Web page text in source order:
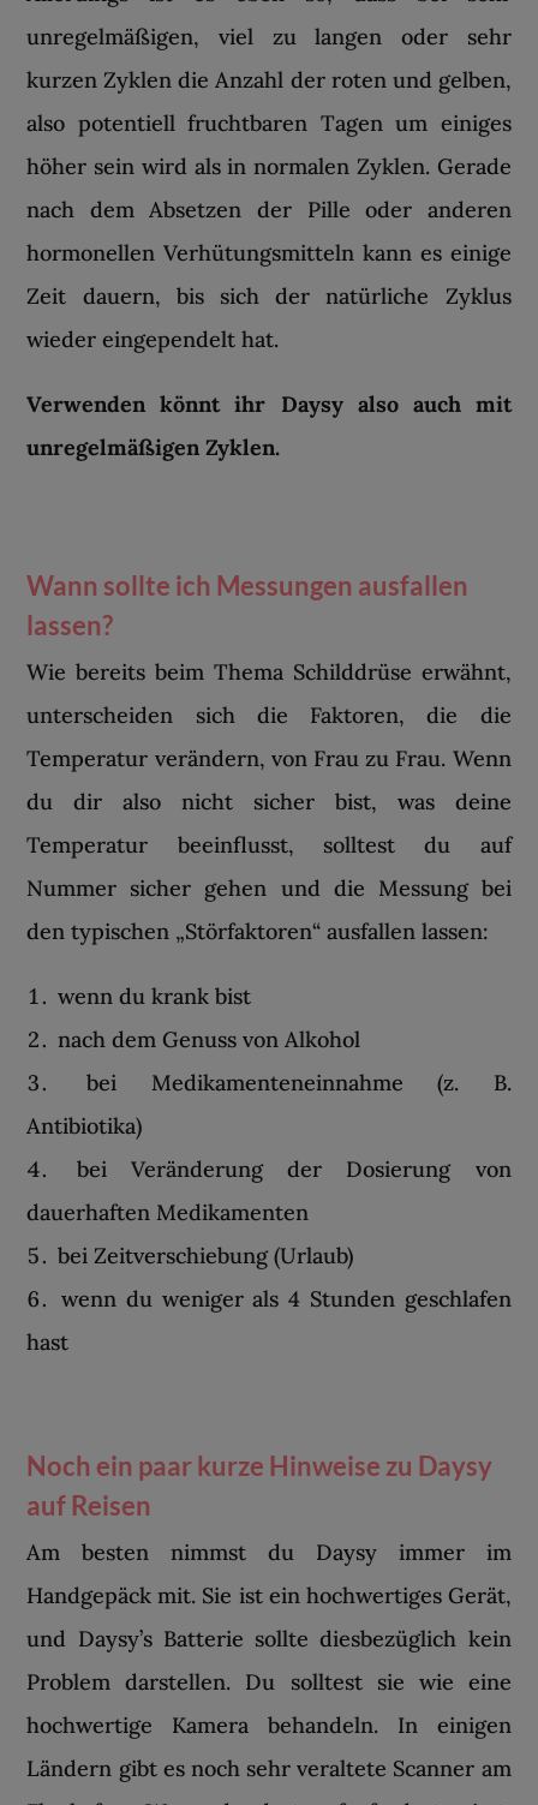
unregelmäßigen, viel zu langen oder sehr
kurzen Zyklen die Anzahl der roten und gelben,
also potentiell fruchtbaren Tagen um einiges
höher sein wird als in normalen Zyklen. Gerade
nach dem Absetzen der Pille oder anderen
hormonellen Verhütungsmitteln kann es einige
Zeit dauern, bis sich der natürliche Zyklus
wieder eingependelt hat.
Verwenden könnt ihr Daysy also auch mit
unregelmäßigen Zyklen.
Wann sollte ich Messungen ausfallen
lassen?
Wie bereits beim Thema Schilddrüse erwähnt,
unterscheiden sich die Faktoren, die die
Temperatur verändern, von Frau zu Frau. Wenn
du dir also nicht sicher bist, was deine
Temperatur beeinflusst, solltest du auf
Nummer sicher gehen und die Messung bei
den typischen „Störfaktoren“ ausfallen lassen:
wenn du krank bist
nach dem Genuss von Alkohol
bei Medikamenteneinnahme (z. B.
Antibiotika)
bei Veränderung der Dosierung von
dauerhaften Medikamenten
bei Zeitverschiebung (Urlaub)
wenn du weniger als 4 Stunden geschlafen
hast
Noch ein paar kurze Hinweise zu Daysy
auf Reisen
Am besten nimmst du Daysy immer im
Handgepäck mit. Sie ist ein hochwertiges Gerät,
und Daysy’s Batterie sollte diesbezüglich kein
Problem darstellen. Du solltest sie wie eine
hochwertige Kamera behandeln. In einigen
Ländern gibt es noch sehr veraltete Scanner am